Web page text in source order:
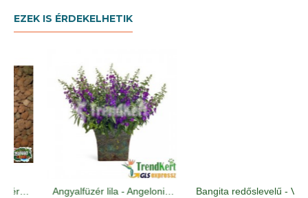
EZEK IS ÉRDEKELHETIK
Angyalfüzér lila - Angelonia Purple Star 10 O Bangita redőslevelű - Viburnum plicatum Mariesii 7 O